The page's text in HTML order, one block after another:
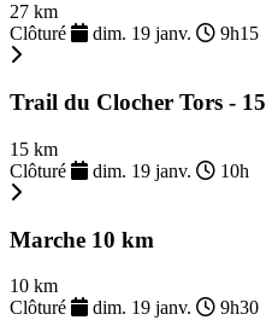
27 km
Clôturé
dim. 19 janv. 9h15
Trail du Clocher Tors -
15 km
Clôturé
dim. 19 janv. 10h
Marche 10 km
10 km
Clôturé
dim. 19 janv. 9h30